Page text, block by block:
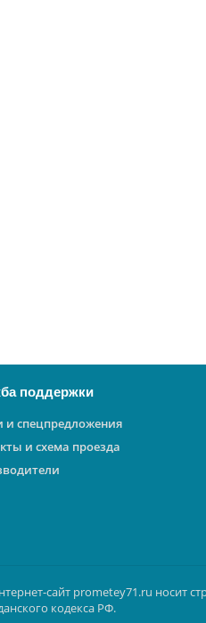
поддержки
и спецпредложения
и схема проезда
сайт prometey71.ru носит
кодекса РФ.